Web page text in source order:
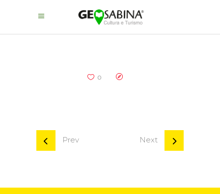
0
Prev Next